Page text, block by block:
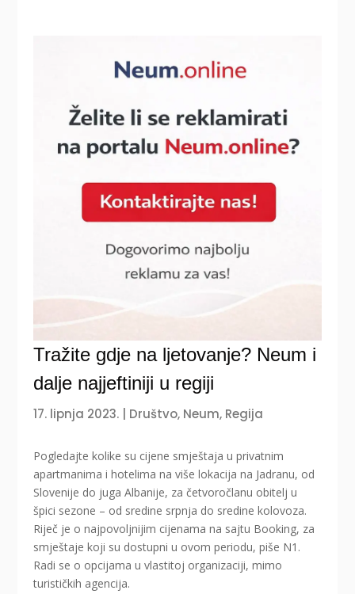
Tražite gdje na ljetovanje? Neum i
dalje najjeftiniji u regiji
17. lipnja 2023. Društvo, Neum, Regija
Pogledajte kolike su cijene smještaja u privatnim
apartmanima i hotelima na više lokacija na Jadranu, od
Slovenije do juga Albanije, za četvoročlanu obitelj u
špici sezone – od sredine srpnja do sredine kolovoza.
Riječ je o najpovoljnijim cijenama na sajtu Booking, za
smještaje koji su dostupni u ovom periodu, piše N1.
Radi se o opcijama u vlastitoj organizaciji, mimo
turističkih agencija.